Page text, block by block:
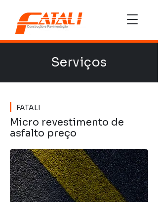
Serviços
FATALI
Micro revestimento de
asfalto preço